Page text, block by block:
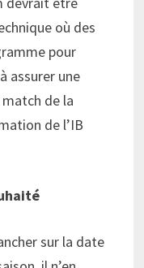
où des
pour
assurer une
de la
de l’IB
sur la date